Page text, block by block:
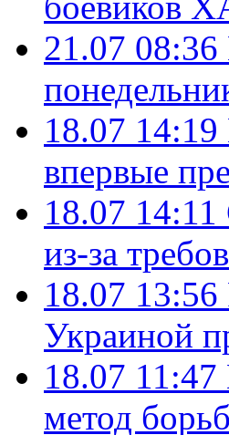
21.07 08:36
18.07 14:19
впервые
18.07 14:11
из-за
18.07 13:56
Украиной
18.07 11:47
метод